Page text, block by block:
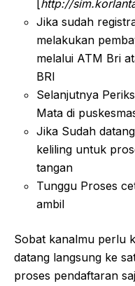
[http://
Jika sudah
melakukan
melalui ATM Bri
BRI
Selanjutnya
Mata di
Jika Sudah
keliling untuk
tangan
Tunggu Proses
ambil
Sobat kanalmu perlu
datang langsung ke
proses pendaftaran